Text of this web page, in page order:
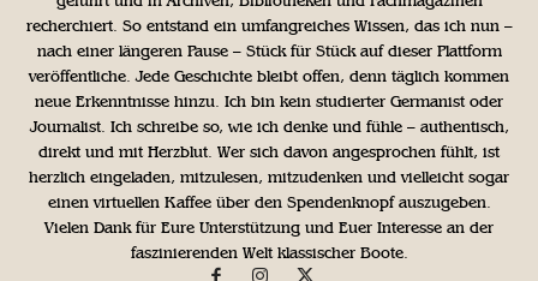
recherchiert. So entstand ein umfangreiches Wissen, das ich nun –
nach einer längeren Pause – Stück für Stück auf dieser Plattform
veröffentliche. Jede Geschichte bleibt offen, denn täglich kommen
neue Erkenntnisse hinzu. Ich bin kein studierter Germanist oder
Journalist. Ich schreibe so, wie ich denke und fühle – authentisch,
direkt und mit Herzblut. Wer sich davon angesprochen fühlt, ist
herzlich eingeladen, mitzulesen, mitzudenken und vielleicht sogar
einen virtuellen Kaffee über den Spendenknopf auszugeben.
Vielen Dank für Eure Unterstützung und Euer Interesse an der
faszinierenden Welt klassischer Boote.